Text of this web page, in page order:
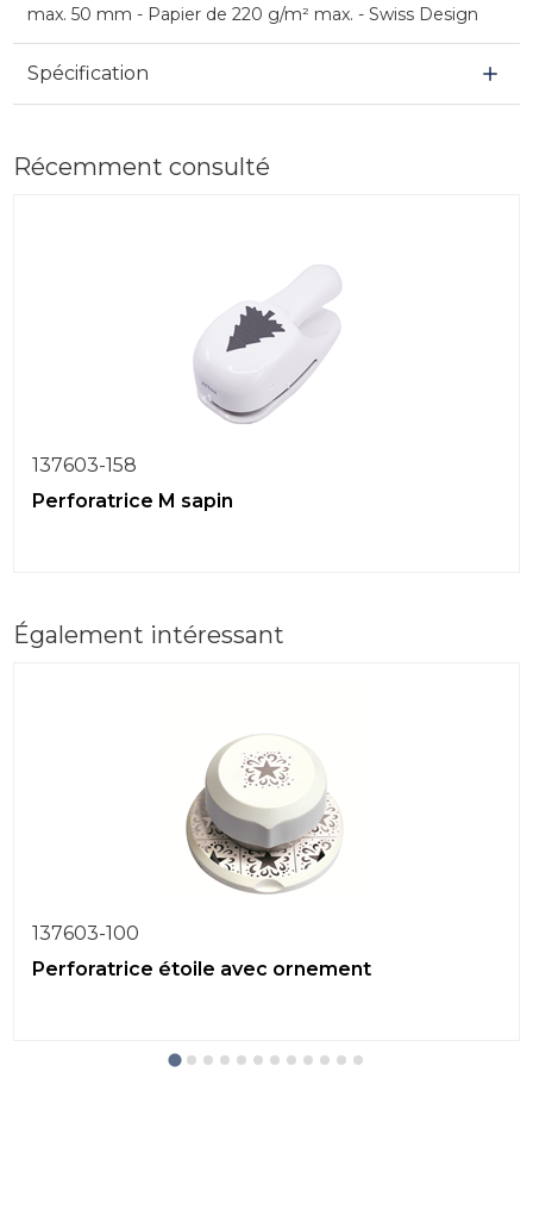
max. 50 mm - Papier de 220 g/m² max. - Swiss Design
Spécification
Récemment consulté
137603-158
Perforatrice M sapin
Également intéressant
137603-100
Perforatrice étoile avec ornement